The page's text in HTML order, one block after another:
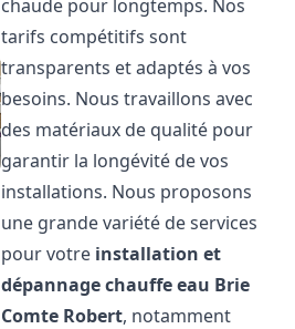
chaude pour longtemps. Nos
tarifs compétitifs sont
transparents et adaptés à vos
besoins. Nous travaillons avec
des matériaux de qualité pour
garantir la longévité de vos
installations. Nous proposons
une grande variété de services
pour votre installation et
dépannage chauffe eau Brie
Comte Robert, notamment